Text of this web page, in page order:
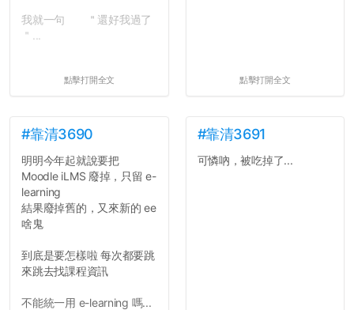
我就一句 ＂還好我過了
＂...
點擊打開全文 點擊打開全文
#靠清3690
明明今年起就說要把
Moodle iLMS 廢掉，只留 e-
learning
結果廢掉舊的，又來新的 ee
啥鬼
到底是要怎樣啦 每次都要跳
來跳去找課程資訊
不能統一用 e-learning 嗎...
#靠清3691
可憐吶，被吃掉了...